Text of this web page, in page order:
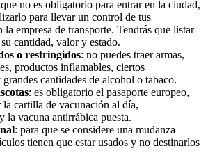
no es obligatorio para entrar en la ciudad,
para llevar un control de tus
la empresa de transporte. Tendrás que listar
cantidad, valor y estado.
o restringidos: no puedes traer armas,
productos inflamables, ciertos
cantidades de alcohol o tabaco.
: es obligatorio el pasaporte europeo,
cartilla de vacunación al día,
la vacuna antirrábica puesta.
: para que se considere una mudanza
tienen que estar usados y no destinarlos